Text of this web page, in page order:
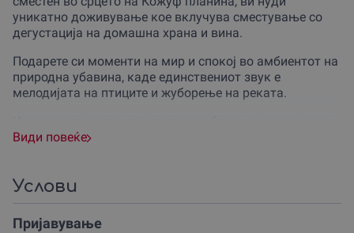
уникатно доживување кое вклучува сместување со
дегустација на домашна храна и вина.
Подарете си моменти на мир и спокој во амбиентот на
природна убавина, каде единствениот звук е
мелодијата на птиците и жуборење на реката.
врева и да се поврзе со природата.
удобните и топли двокреветни или четирикреветни
Види повеќе
Услови
Пријавување